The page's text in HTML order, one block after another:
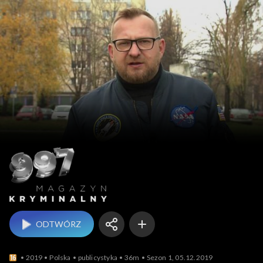
Magazyn kryminalny
ODTWÓRZ
2019 Polska publicystyka 36m Sezon 1, 05.12.2019